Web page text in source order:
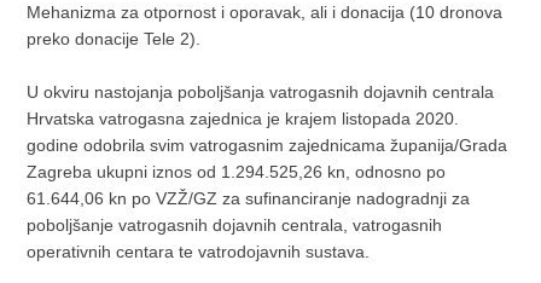
Mehanizma za otpornost i oporavak, ali i donacija (10 dronova
preko donacije Tele 2).
U okviru nastojanja poboljšanja vatrogasnih dojavnih centrala
Hrvatska vatrogasna zajednica je krajem listopada 2020.
godine odobrila svim vatrogasnim zajednicama županija/Grada
Zagreba ukupni iznos od 1.294.525,26 kn, odnosno po
61.644,06 kn po VZŽ/GZ za sufinanciranje nadogradnji za
poboljšanje vatrogasnih dojavnih centrala, vatrogasnih
operativnih centara te vatrodojavnih sustava.